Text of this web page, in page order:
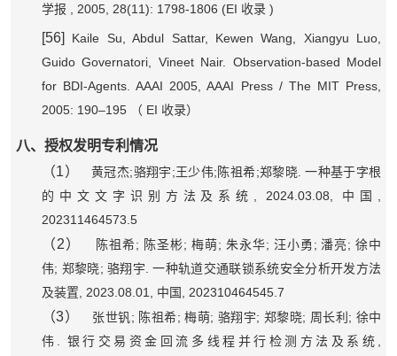
学报 , 2005, 28(11): 1798-1806 (EI 收录)
[56] Kaile Su, Abdul Sattar, Kewen Wang, Xiangyu Luo,
Guido Governatori, Vineet Nair. Observation-based Model
for BDI-Agents. AAAI 2005, AAAI Press / The MIT Press,
2005: 190–195
（ EI 收录）
八、授权发明专利情况
（1）
黄冠杰;骆翔宇 ; 王少伟; 陈祖希;郑黎晓.一种基于字根
的中文文字识别方法及系统
, 2024.03.08, 中国
202311464573.5
（2） 陈祖希; 陈圣彬;梅萌 ; 朱永华; 汪小勇 ;潘亮 ;徐中
伟; 郑黎晓; 骆翔宇 .一种轨道交通联锁系统安全分析开发方法
及装置 , 2023.08.01, 中国 , 202310464545.7
（3） 张世钒 ; 陈祖希;梅萌; 骆翔宇; 郑黎晓; 周长利 ; 徐中
伟
银行交易资金回流多线程并行检测方法及系统